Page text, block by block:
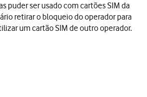
puder ser usado com cartões SIM da
retirar o bloqueio do operador para
um cartão SIM de outro operador.